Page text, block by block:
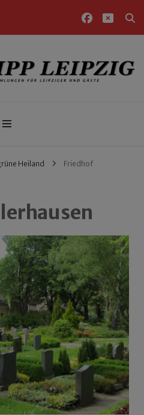
Leipziger und Gäste
Heiland
Friedhof